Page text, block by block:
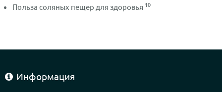
Польза соляных пещер для здоровья 10
Информация